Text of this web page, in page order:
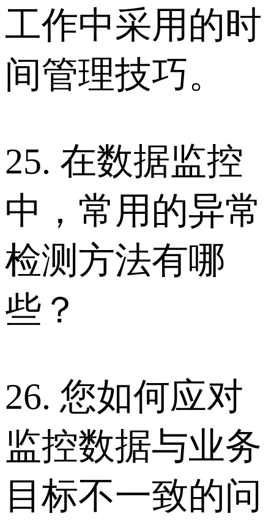
工作中采用的时
间管理技巧。
25. 在数据监控
中，常用的异常
检测方法有哪
些？
26. 您如何应对
监控数据与业务
目标不一致的问